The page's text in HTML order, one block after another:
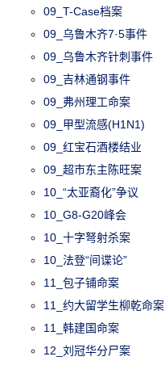
09_T-Case档案
09_乌鲁木齐7·5事件
09_乌鲁木齐针刺事件
09_吉林通钢事件
09_弗州理工命案
09_甲型流感(H1N1)
09_红宝石酒楼结业
09_超市东主陈旺案
10_“太亚裔化”争议
10_G8-G20峰会
10_十字弩射杀案
10_法登“间谍论”
11_包子铺命案
11_约大留学生柳乾命案
11_韩建国命案
12_刘冠华分尸案